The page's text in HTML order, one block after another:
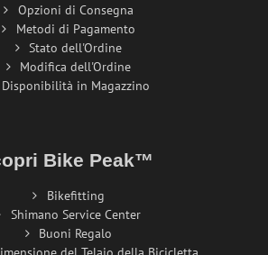
Opzioni di Consegna
Metodi di Pagamento
Stato dell'Ordine
Modifica dell'Ordine
Disponibilità in Magazzino
Bike Peak™
Bikefitting
Shimano Service Center
Buoni Regalo